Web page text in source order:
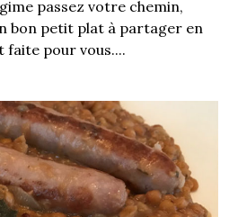
passez votre chemin,
bon petit plat à partager en
pour vous....